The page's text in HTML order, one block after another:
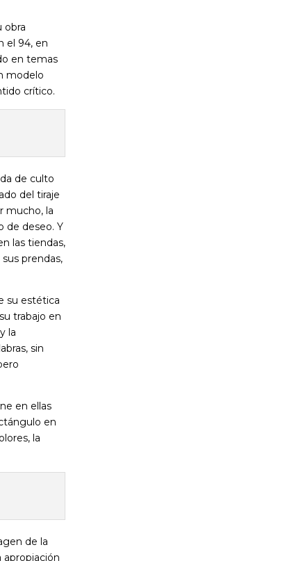
obra
el 94, en
en temas
modelo
crítico.
de culto
del tiraje
mucho, la
de deseo. Y
las tiendas,
prendas,
su estética
trabajo en
la
sin
en ellas
en
la
de la
apropiación